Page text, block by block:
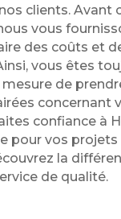
clients. Avant
vous
des coûts et
vous êtes
de
concernant
confiance à
pour vos
la
de qualité.